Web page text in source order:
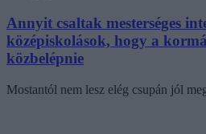
Annyit csaltak mesterséges
középiskolások, hogy a
közbelépnie
Mostantól nem lesz elég csupán jól